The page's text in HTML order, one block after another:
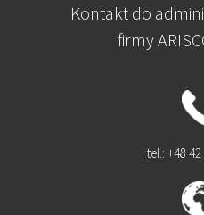
Kontakt do
firmy
tel.: +48